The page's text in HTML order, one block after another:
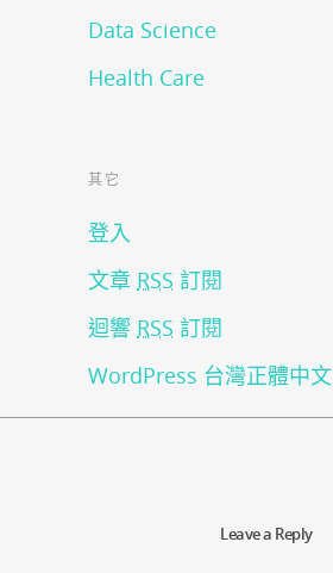
Data Science
Health Care
其它
登入
文章 RSS 訂閱
迴響 RSS 訂閱
WordPress 台灣正體中文
Leave a Reply